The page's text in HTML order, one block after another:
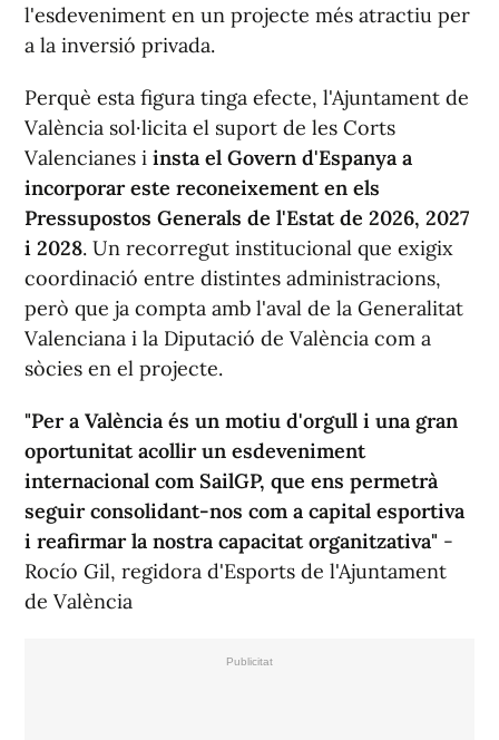
l'esdeveniment en un projecte més atractiu per
a la inversió privada.
Perquè esta figura tinga efecte, l'Ajuntament de
València sol·licita el suport de les Corts
Valencianes i insta el Govern d'Espanya a
incorporar este reconeixement en els
Pressupostos Generals de l'Estat de 2026, 2027
i 2028. Un recorregut institucional que exigix
coordinació entre distintes administracions,
però que ja compta amb l'aval de la Generalitat
Valenciana i la Diputació de València com a
sòcies en el projecte.
"Per a València és un motiu d'orgull i una gran
oportunitat acollir un esdeveniment
internacional com SailGP, que ens permetrà
seguir consolidant-nos com a capital esportiva
i reafirmar la nostra capacitat organitzativa" -
Rocío Gil, regidora d'Esports de l'Ajuntament
de València